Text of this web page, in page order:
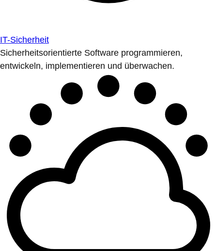
IT-Sicherheit
Sicherheitsorientierte Software programmieren,
entwickeln, implementieren und überwachen.